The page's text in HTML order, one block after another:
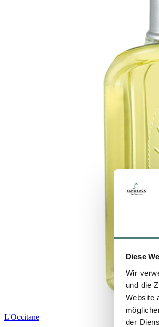
Diese
Wir
und die
Website
der
L'Occitane